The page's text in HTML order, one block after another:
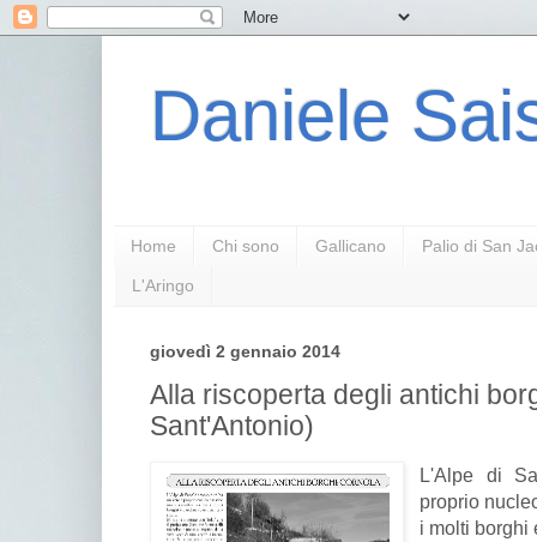
Daniele
Home Chi sono Gallicano Palio di San
L'Aringo
giovedì 2 gennaio 2014
Alla riscoperta degli antichi
Sant'Antonio)
L'Alpe di
proprio
i molti borghi